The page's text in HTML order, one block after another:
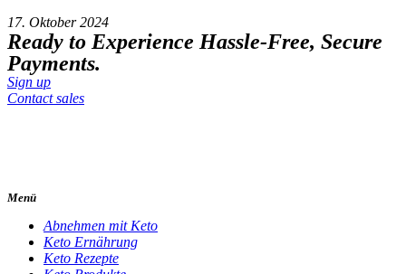
17. Oktober 2024
Ready to Experience Hassle-Free, Secure
Payments.
Sign up
Contact sales
Menü
Abnehmen mit Keto
Keto Ernährung
Keto Rezepte